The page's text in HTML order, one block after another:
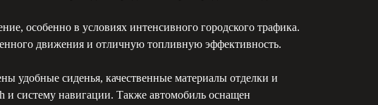
особенно в условиях интенсивного городского трафика.
движения и отличную топливную эффективность.
удобные сиденья, качественные материалы отделки и
систему навигации. Также автомобиль оснащен